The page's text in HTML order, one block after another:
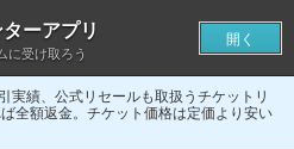
実績、公式リセールも取扱うチケットリ
全額返金。チケット価格は定価より安い
ーアプリ
に受け取ろう
開く